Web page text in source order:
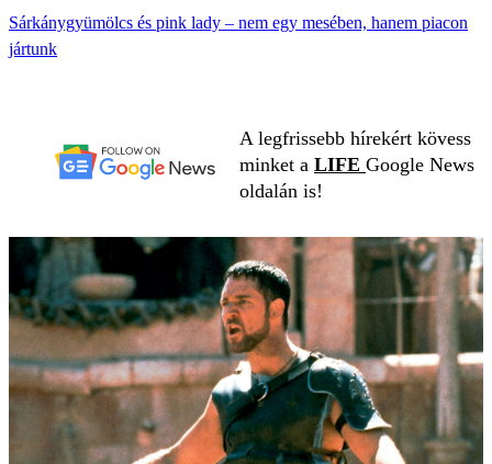
Sárkánygyümölcs és pink lady – nem egy mesében, hanem piacon
jártunk
A legfrissebb hírekért kövess
minket a LIFE Google News
oldalán is!